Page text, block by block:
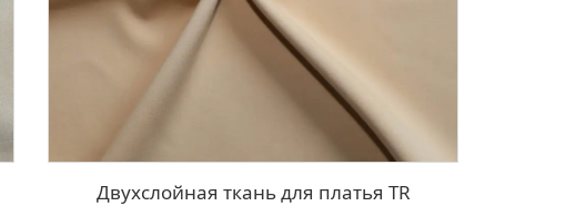
Двухслойная ткань для платья TR